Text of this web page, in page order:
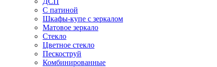
С патиной
Шкафы-купе с зеркалом
Матовое зеркало
Стекло
Цветное стекло
Пескоструй
Комбинированные